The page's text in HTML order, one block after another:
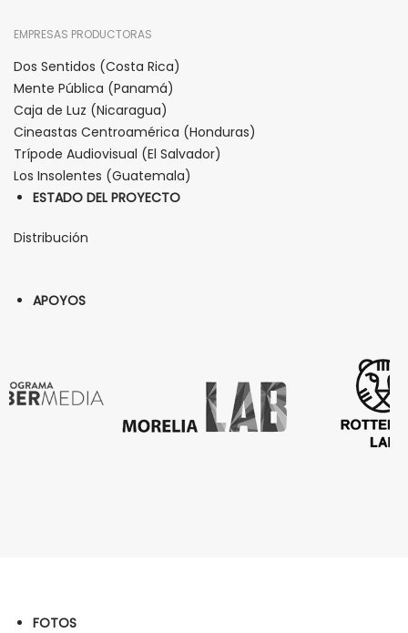
EMPRESAS PRODUCTORAS
Dos Sentidos (Costa Rica)
Mente Pública (Panamá)
Caja de Luz (Nicaragua)
Cineastas Centroamérica (Honduras)
Trípode Audiovisual (El Salvador)
Los Insolentes (Guatemala)
ESTADO DEL PROYECTO
Distribución
APOYOS
FOTOS